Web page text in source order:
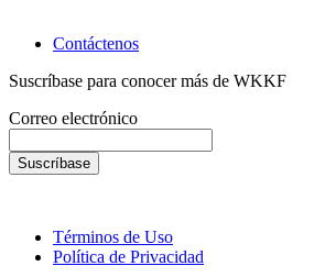
Contáctenos
Suscríbase para conocer más de WKKF
Correo electrónico
Términos de Uso
Política de Privacidad